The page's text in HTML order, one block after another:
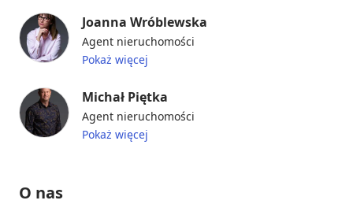
Joanna Wróblewska
Agent nieruchomości
Pokaż więcej
Michał Piętka
Agent nieruchomości
Pokaż więcej
O nas